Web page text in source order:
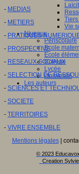
Vie
Niveaux
Périscolaire
Ecole
Ecole
Collège
Lycée
Université
Les auteurs
- MEDIAS
- METIERS
- PRATIQUES
- PROSPECTIVE
- RESEAUX SOCIAUX
- SELECTION DE
- SCIENCES ET
- SOCIETE
- TERRITOIRES
- VIVRE ENSEMBLE
Mentions légales|
© 2023
Creation